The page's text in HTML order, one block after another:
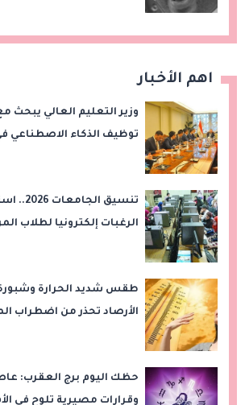
اهم الأخبار
وزير التعليم العالي
توظيف الذكاء الاصطناعي
تنسيق
الرغبات إلكترونيا لطلاب
طقس شديد الحرارة
الأرصاد تحذر من اضطراب
حظك اليوم برج العقرب:
وقرارات مصيرية تلوح في